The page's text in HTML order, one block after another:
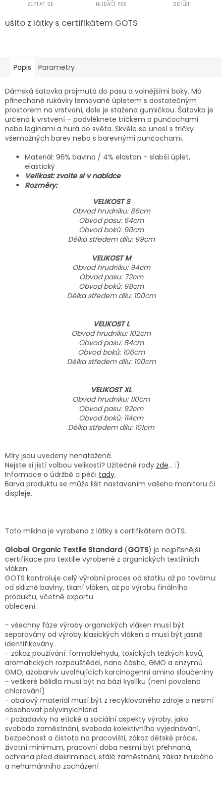
ZEPTAT SE HLÍDACÍ PES SDÍLET
ušito z látky s certifikátem GOTS
Popis Parametry
Dámská šatovka projmutá do pasu a volnějšími boky. Má
přinechané rukávky lemované úpletem s dostatečným
prostorem na vrstvení, dole je stažena gumičkou. Šatovka je
určená k vrstvení – podvléknete tričkem a punčochami
nebo legínami a hurá do světa. Skvěle se unosí s tričky
všemožných barev nebo s barevnými punčochami.
Materiál: 96% bavlna / 4% elastan – slabší úplet,
elastický
Velikost: zvolte si v nabídce
Rozměry:
VELIKOST S
Obvod hrudníku: 86cm
Obvod pasu: 64cm
Obvod boků: 90cm
Délka středem dílu: 99cm
VELIKOST M
Obvod hrudníku: 94cm
Obvod pasu: 72cm
Obvod boků: 98cm
Délka středem dílu: 100cm
VELIKOST L
Obvod hrudníku: 102cm
Obvod pasu: 84cm
Obvod boků: 106cm
Délka středem dílu: 100cm
VELIKOST XL
Obvod hrudníku: 110cm
Obvod pasu: 92cm
Obvod boků: 114cm
Délka středem dílu: 101cm
Míry jsou uvedeny nenatažené.
Nejste si jistí volbou velikosti? Užitečné rady zde... :)
Informace o údržbě a péči tady.
Barva produktu se může lišit nastavením vašeho monitoru či
displeje.
Tato mikina je vyrobena z látky s certifikátem GOTS.
Global Organic Textile Standard (GOTS) je nejpřísnější
certifikace pro textilie vyrobené z organických textilních
vláken.
GOTS kontroluje celý výrobní proces od statku až po továrnu:
od sklizně bavlny, tkaní vláken, až po výrobu finálního
produktu, včetně exportu
oblečení.
- všechny fáze výroby organických vláken musí být
separovány od výroby klasických vláken a musí být jasně
identifikovány
- zákaz používání: formaldehydu, toxických těžkých kovů,
aromatických rozpouštědel, nano částic, GMO a enzymů
GMO, azobarviv uvolňujících karcinogenní amino sloučeniny
- veškeré bělidla musí být na bázi kyslíku (není povoleno
chlorování)
- obalový materiál musí být z recyklovaného zdroje a nesmí
obsahovat polyvinylchlorid.
- požadavky na etické a sociální aspekty výroby, jako
svoboda zaměstnání, svoboda kolektivního vyjednávání,
bezpečnost a čistota na pracovišti, zákaz dětské práce,
životní minimum, pracovní doba nesmí být přehnaná,
ochrana před diskriminací, stálé zaměstnání, zákaz hrubého
a nehumánního zacházení